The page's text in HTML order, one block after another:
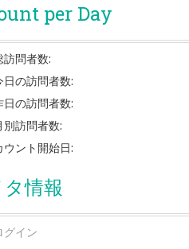
per Day
訪問者数:
日の訪問者数:
日の訪問者数:
別訪問者数:
ウント開始日:
情報
グイン